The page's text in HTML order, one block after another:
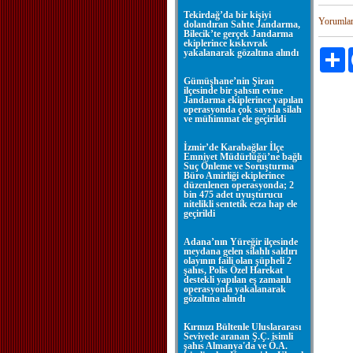
Tekirdağ’da bir kişiyi
dolandıran Sahte Jandarma,
Bilecik’te gerçek Jandarma
ekiplerince kıskıvrak
yakalanarak gözaltına alındı
Gümüşhane’nin Şiran
ilçesinde bir şahsın evine
Jandarma ekiplerince yapılan
operasyonda çok sayıda silah
ve mühimmat ele geçirildi
İzmir’de Karabağlar İlçe
Emniyet Müdürlüğü’ne bağlı
Suç Önleme ve Soruşturma
Büro Amirliği ekiplerince
düzenlenen operasyonda; 2
bin 475 adet uyuşturucu
nitelikli sentetik ecza hap ele
geçirildi
Adana’nın Yüreğir ilçesinde
meydana gelen silahlı saldırı
olayının faili olan şüpheli 2
şahıs, Polis Özel Harekat
destekli yapılan eş zamanlı
operasyonla yakalanarak
gözaltına alındı
Kırmızı Bültenle Uluslararası
Seviyede aranan Ş.Ç. isimli
şahıs Almanya'da ve Ö.A.
Yorumlar